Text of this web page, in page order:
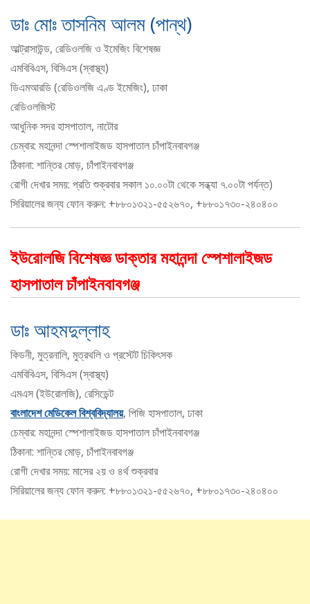
ডাঃ মোঃ তাসনিম আলম (পান্থ)
আল্ট্রাসাউন্ড, রেডিওলজি ও ইমেজিং বিশেষজ্ঞ
এমবিবিএস, বিসিএস (স্বাস্থ্য)
ডিএমআরডি (রেডিওলজি এণ্ড ইমেজিং), ঢাকা
রেডিওলজিস্ট
আধুনিক সদর হাসপাতাল, নাটোর
চেম্বার: মহানন্দা স্পেশালাইজড হাসপাতাল চাঁপাইনবাবগঞ্জ
ঠিকানা: শান্তির মোড়, চাঁপাইনবাবগঞ্জ
রোগী দেখার সময়: প্রতি শুক্রবার সকাল ১০.০০টা থেকে সন্ধ্যা ৭.০০টা পর্যন্ত)
সিরিয়ালের জন্য ফোন করুন: +৮৮০১৩২১-৫৫২৬৭০, +৮৮০১৭৩০-২৪০৪০০
ইউরোলজি বিশেষজ্ঞ ডাক্তার মহানন্দা স্পেশালাইজড
হাসপাতাল চাঁপাইনবাবগঞ্জ
ডাঃ আহমদুল্লাহ
কিডনী, মুত্রনালি, মুত্রথলি ও প্রস্টেট চিকিৎসক
এমবিবিএস, বিসিএস (স্বাস্থ্য)
এমএস (ইউরোলজি), রেসিডেন্ট
বাংলাদেশ মেডিকেল বিশ্ববিদ্যালয়, পিজি হাসপাতাল, ঢাকা
চেম্বার: মহানন্দা স্পেশালাইজড হাসপাতাল চাঁপাইনবাবগঞ্জ
ঠিকানা: শান্তির মোড়, চাঁপাইনবাবগঞ্জ
রোগী দেখার সময়: মাসের ২য় ও ৪র্থ শুক্রবার
সিরিয়ালের জন্য ফোন করুন: +৮৮০১৩২১-৫৫২৬৭০, +৮৮০১৭৩০-২৪০৪০০